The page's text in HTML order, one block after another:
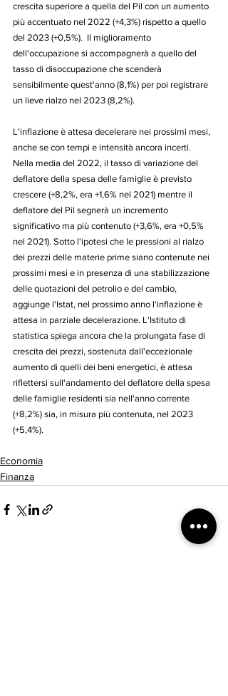
crescita superiore a quella del Pil con un aumento
più accentuato nel 2022 (+4,3%) rispetto a quello
del 2023 (+0,5%).  Il miglioramento
dell'occupazione si accompagnerà a quello del
tasso di disoccupazione che scenderà
sensibilmente quest'anno (8,1%) per poi registrare
un lieve rialzo nel 2023 (8,2%).
L'inflazione è attesa decelerare nei prossimi mesi,
anche se con tempi e intensità ancora incerti.
Nella media del 2022, il tasso di variazione del
deflatore della spesa delle famiglie è previsto
crescere (+8,2%, era +1,6% nel 2021) mentre il
deflatore del Pil segnerà un incremento
significativo ma più contenuto (+3,6%, era +0,5%
nel 2021). Sotto l'ipotesi che le pressioni al rialzo
dei prezzi delle materie prime siano contenute nei
prossimi mesi e in presenza di una stabilizzazione
delle quotazioni del petrolio e del cambio,
aggiunge l'Istat, nel prossimo anno l'inflazione è
attesa in parziale decelerazione. L'Istituto di
statistica spiega ancora che la prolungata fase di
crescita dei prezzi, sostenuta dall'eccezionale
aumento di quelli dei beni energetici, è attesa
riflettersi sull'andamento del deflatore della spesa
delle famiglie residenti sia nell'anno corrente
(+8,2%) sia, in misura più contenuta, nel 2023
(+5,4%).
Economia
Finanza